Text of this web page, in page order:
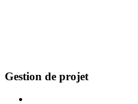
Gestion de projet